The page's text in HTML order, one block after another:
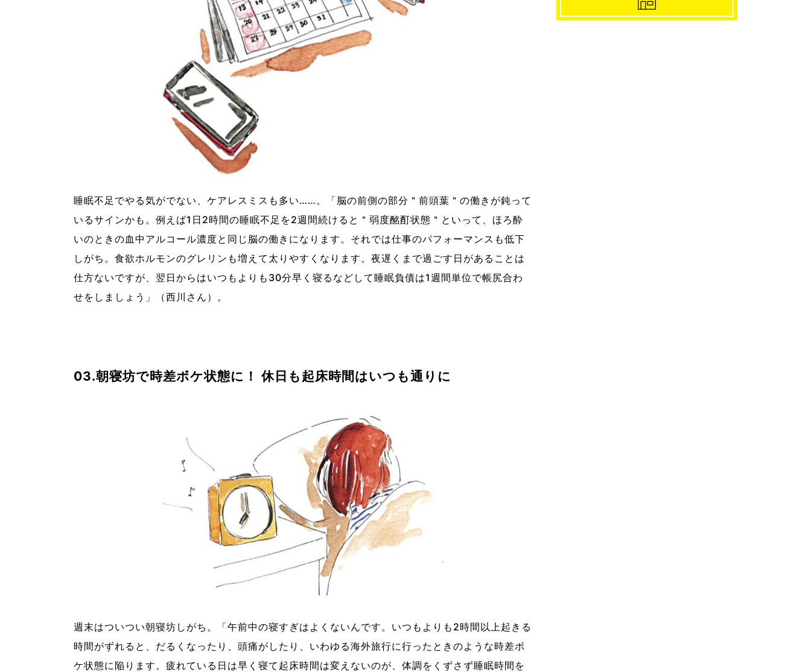
睡眠不足でやる気がでない、ケアレスミスも多い……。「脳の前側の部分＂前頭葉＂の働きが鈍って
いるサインかも。例えば1日2時間の睡眠不足を2週間続けると＂弱度酩酊状態＂といって、ほろ酔
いのときの血中アルコール濃度と同じ脳の働きになります。それでは仕事のパフォーマンスも低下
しがち。食欲ホルモンのグレリンも増えて太りやすくなります。夜遅くまで過ごす日があることは
仕方ないですが、翌日からはいつもよりも30分早く寝るなどして睡眠負債は1週間単位で帳尻合わ
せをしましょう」（西川さん）。
03.朝寝坊で時差ボケ状態に！ 休日も起床時間はいつも通りに
週末はついつい朝寝坊しがち。「午前中の寝すぎはよくないんです。いつもよりも2時間以上起きる
時間がずれると、だるくなったり、頭痛がしたり、いわゆる海外旅行に行ったときのような時差ボ
ケ状態に陥ります。疲れている日は早く寝て起床時間は変えないのが、体調をくずさず睡眠時間を